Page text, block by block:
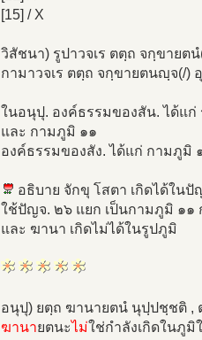
[15] / X
วิสัชนา) รูปาวจเร ตตฺถ จกฺขาย
กามาวจเร ตตฺถ จกฺขายตนญฺจ(/
ในอนุปุ. องค์ธรรมของสัน. ได้แ
และ กามภูมิ ๑๑
องค์ธรรมของสัง. ได้แก่ กามภูมิ
อธิบาย จักขุ โสตา เกิดได้ใน
ใช้ปัญจ. ๒๖ แยก เป็นกามภูมิ ๑๑
และ ฆานา เกิดไม่ได้ในรูปภูมิ
อนุปุ) ยตฺถ ฆานายตนํ นุปฺปชฺชติ ,
ฆานายตนะไม่ใช่กำลังเกิดในภู